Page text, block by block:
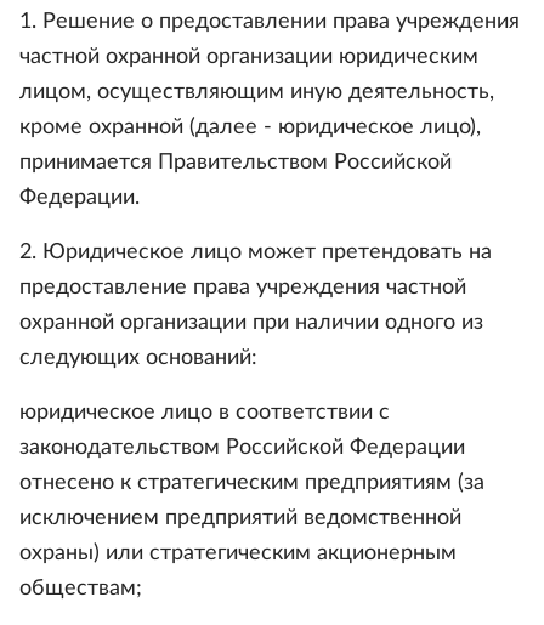
1. Решение о предоставлении права учреждения
частной охранной организации юридическим
лицом, осуществляющим иную деятельность,
кроме охранной (далее - юридическое лицо),
принимается Правительством Российской
Федерации.
2. Юридическое лицо может претендовать на
предоставление права учреждения частной
охранной организации при наличии одного из
следующих оснований:
юридическое лицо в соответствии с
законодательством Российской Федерации
отнесено к стратегическим предприятиям (за
исключением предприятий ведомственной
охраны) или стратегическим акционерным
обществам;